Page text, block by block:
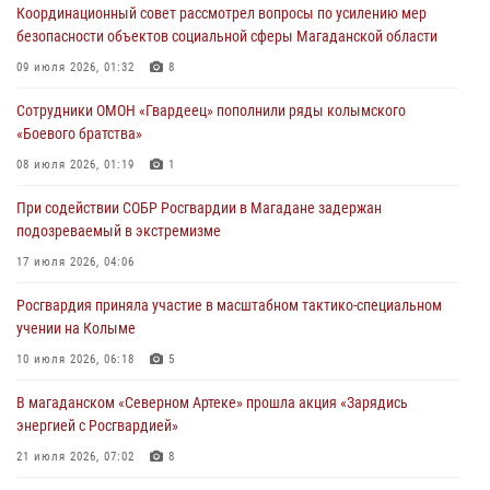
17 июля 2026, 04:06
«Каникулы с Росгвардией» продолжаются на Колыме
Начальник Главного штаба – первый заместитель директора
Росгвардии Герой России генерал-полковник Сергей Бойко
15 июля 2026, 06:21
Кинологический тандем из Магадана завоевал бронзу на
15 июля 2026, 04:34
Координационный совет рассмотрел вопросы по усилению мер
безопасности объектов социальной сферы Магаданской области
09 июля 2026, 01:32 8
Сотрудники ОМОН «Гвардеец» пополнили ряды колымского
«Боевого братства»
08 июля 2026, 01:19 1
При содействии СОБР Росгвардии в Магадане задержан
подозреваемый в экстремизме
17 июля 2026, 04:06
Росгвардия приняла участие в масштабном тактико-специальном
учении на Колыме
10 июля 2026, 06:18 5
В магаданском «Северном Артеке» прошла акция «Зарядись
энергией с Росгвардией»
21 июля 2026, 07:02 8